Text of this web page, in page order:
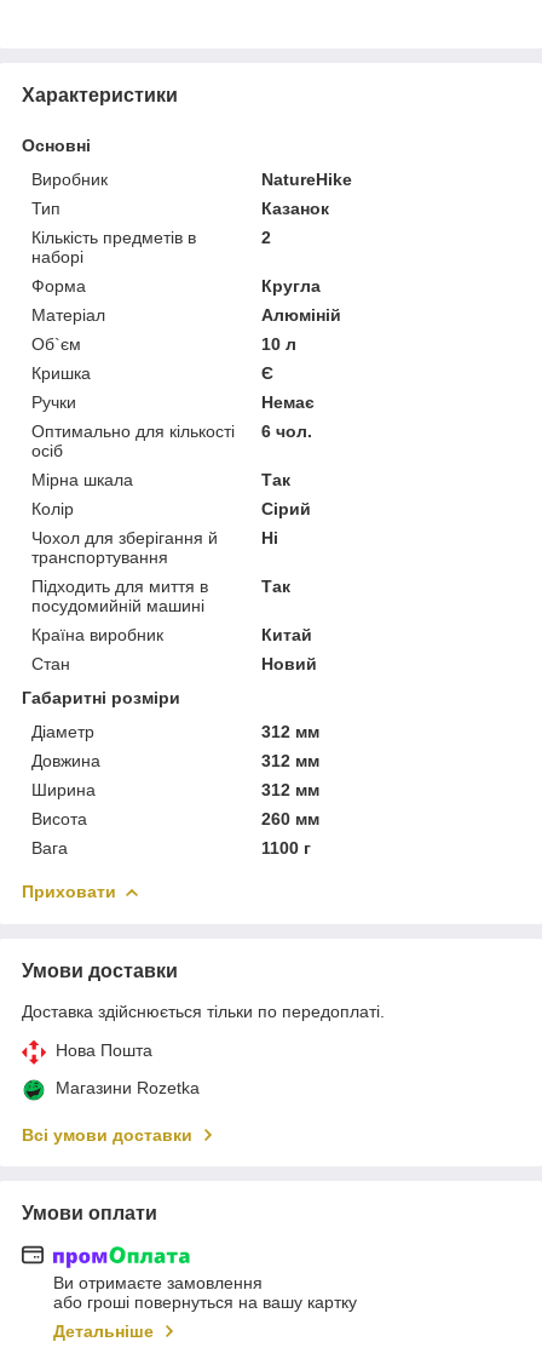
Характеристики
Основні
Виробник
NatureHike
Тип
Казанок
Кількість предметів в
наборі
2
Форма
Кругла
Матеріал
Алюміній
Об`єм
10 л
Кришка
Є
Ручки
Немає
Оптимально для кількості
осіб
6 чол.
Мірна шкала
Так
Колір
Сірий
Чохол для зберігання й
транспортування
Ні
Підходить для миття в
посудомийній машині
Так
Країна виробник
Китай
Стан
Новий
Габаритні розміри
Діаметр
312 мм
Довжина
312 мм
Ширина
312 мм
Висота
260 мм
Вага
1100 г
Приховати
Умови доставки
Доставка здійснюється тільки по передоплаті.
Нова Пошта
Магазини Rozetka
Всі умови доставки
Умови оплати
Ви отримаєте замовлення
або гроші повернуться на вашу картку
Детальніше